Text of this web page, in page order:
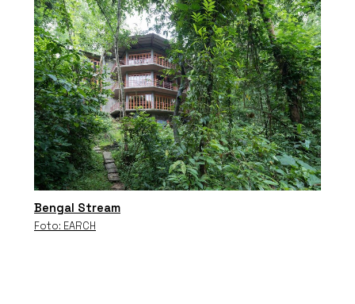
Bengal Stream
Foto: EARCH